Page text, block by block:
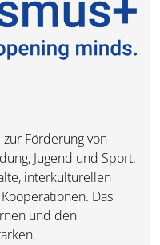
zur Förderung von
Jugend und Sport.
interkulturellen
Das
und den